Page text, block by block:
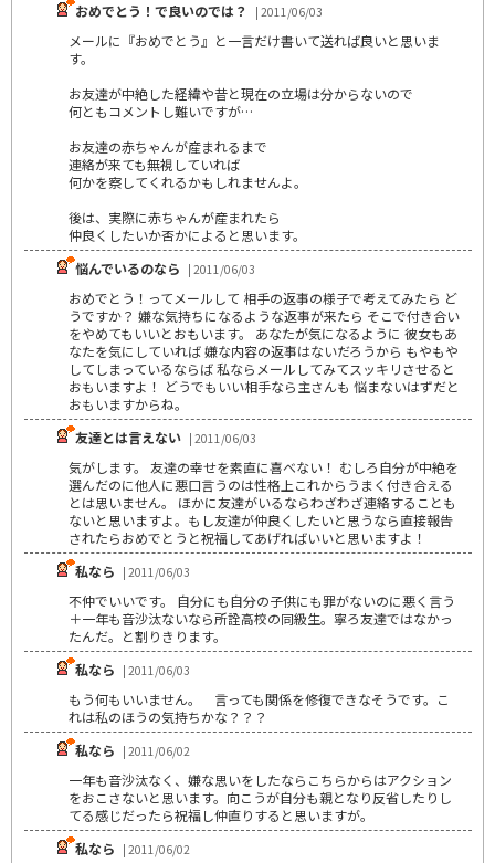
おめでとう！で良いのでは？
| 2011/06/03
メールに『おめでとう』と一言だけ書いて送れば良いと思いま
す。
お友達が中絶した経緯や昔と現在の立場は分からないので
何ともコメントし難いですが…
お友達の赤ちゃんが産まれるまで
連絡が来ても無視していれば
何かを察してくれるかもしれませんよ。
後は、実際に赤ちゃんが産まれたら
仲良くしたいか否かによると思います。
悩んでいるのなら | 2011/06/03
おめでとう！ってメールして 相手の返事の様子で考えてみたら ど
うですか？ 嫌な気持ちになるような返事が来たら そこで付き合い
をやめてもいいとおもいます。 あなたが気になるように 彼女もあ
なたを気にしていれば 嫌な内容の返事はないだろうから もやもや
してしまっているならば 私ならメールしてみてスッキリさせると
おもいますよ！ どうでもいい相手なら主さんも 悩まないはずだと
おもいますからね。
友達とは言えない | 2011/06/03
気がします。 友達の幸せを素直に喜べない！ むしろ自分が中絶を
選んだのに他人に悪口言うのは性格上これからうまく付き合える
とは思いません。 ほかに友達がいるならわざわざ連絡することも
ないと思いますよ。もし友達が仲良くしたいと思うなら直接報告
されたらおめでとうと祝福してあげればいいと思いますよ！
私なら | 2011/06/03
不仲でいいです。 自分にも自分の子供にも罪がないのに悪く言う
＋一年も音沙汰ないなら所詮高校の同級生。寧ろ友達ではなかっ
たんだ。と割りきります。
私なら | 2011/06/03
もう何もいいません。 言っても関係を修復できなそうです。こ
れは私のほうの気持ちかな？？？
私なら | 2011/06/02
一年も音沙汰なく、嫌な思いをしたならこちらからはアクション
をおこさないと思います。向こうが自分も親となり反省したりし
てる感じだったら祝福し仲直りすると思いますが。
私なら | 2011/06/02